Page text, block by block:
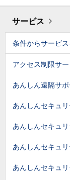
サービス
条件からサービ
アクセス制限サー
あんしん遠隔サポ
あんしんセキュリ
あんしんセキュ
あんしんセキュ
あんしんセキュ